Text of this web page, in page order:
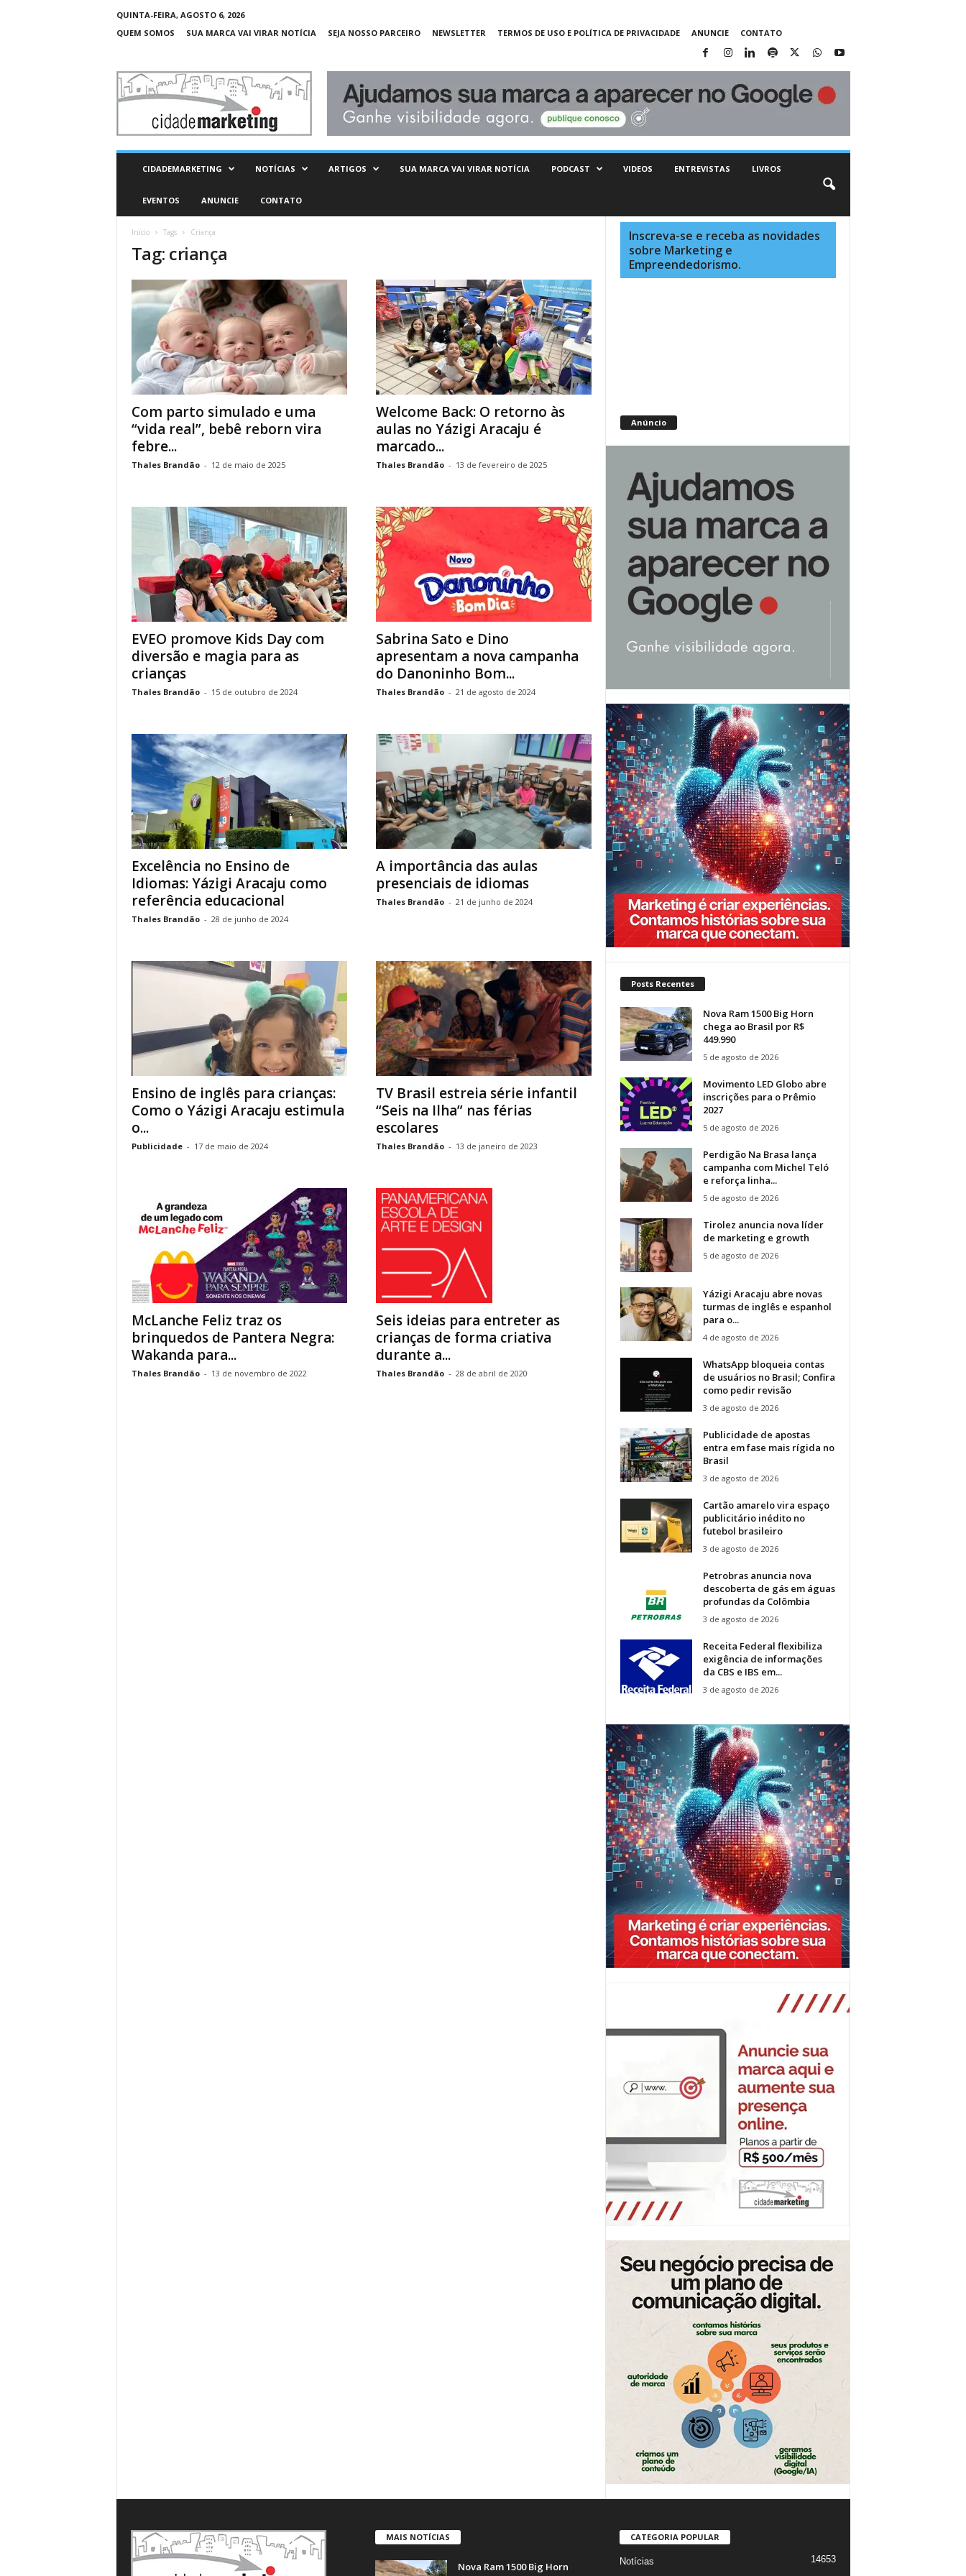
QUINTA-FEIRA, AGOSTO 6, 2026
QUEM SOMOS
SUA MARCA VAI VIRAR NOTÍCIA SEJA NOSSO PARCEIRO NEWSLETTER TERMOS DE USO E POLÍTICA DE PRIVACIDADE ANUNCIE CONTATO
C
d
CIDADEMARKETING NOTÍCIAS ARTIGOS SUA MARCA VAI VIRAR NOTÍCIA PODCAST VIDEOS ENTREVISTAS LIVROS
EVENTOS ANUNCIE CONTATO
Início Tags Criança
Tag: criança
Com parto simulado e uma
“vida real”, bebê reborn vira
febre...
Thales Brandão - 12 de maio de 2025
Welcome Back: O retorno às
aulas no Yázigi Aracaju é
marcado...
Thales Brandão - 13 de fevereiro de 2025
EVEO promove Kids Day com
diversão e magia para as
crianças
Thales Brandão - 15 de outubro de 2024
Sabrina Sato e Dino
apresentam a nova campanha
do Danoninho Bom...
Thales Brandão - 21 de agosto de 2024
Excelência no Ensino de
Idiomas: Yázigi Aracaju como
referência educacional
Thales Brandão - 28 de junho de 2024
A importância das aulas
presenciais de idiomas
Thales Brandão - 21 de junho de 2024
Ensino de inglês para crianças:
Como o Yázigi Aracaju estimula
o...
Publicidade - 17 de maio de 2024
TV Brasil estreia série infantil
“Seis na Ilha” nas férias
escolares
Thales Brandão - 13 de janeiro de 2023
McLanche Feliz traz os
brinquedos de Pantera Negra:
Wakanda para...
Thales Brandão - 13 de novembro de 2022
Seis ideias para entreter as
crianças de forma criativa
durante a...
Thales Brandão - 28 de abril de 2020
Inscreva-se e receba as novidades
sobre Marketing e
Empreendedorismo.
Anúncio
Posts Recentes
Nova Ram 1500 Big Horn
chega ao Brasil por R$
449.990
5 de agosto de 2026
Movimento LED Globo abre
inscrições para o Prêmio
2027
5 de agosto de 2026
Perdigão Na Brasa lança
campanha com Michel Teló
e reforça linha...
5 de agosto de 2026
Tirolez anuncia nova líder
de marketing e growth
5 de agosto de 2026
Yázigi Aracaju abre novas
turmas de inglês e espanhol
para o...
4 de agosto de 2026
WhatsApp bloqueia contas
de usuários no Brasil; Confira
como pedir revisão
3 de agosto de 2026
Publicidade de apostas
entra em fase mais rígida no
Brasil
3 de agosto de 2026
Cartão amarelo vira espaço
publicitário inédito no
futebol brasileiro
3 de agosto de 2026
Petrobras anuncia nova
descoberta de gás em águas
profundas da Colômbia
3 de agosto de 2026
Receita Federal flexibiliza
exigência de informações
da CBS e IBS em...
3 de agosto de 2026
MAIS NOTÍCIAS
Nova Ram 1500 Big Horn
CATEGORIA POPULAR
Notícias
14653